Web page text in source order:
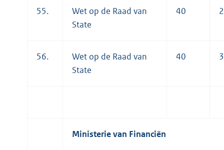
55.
Wet op de Raad van
State
40 2
56.
Wet op de Raad van
State
40 3
Ministerie van Financiën